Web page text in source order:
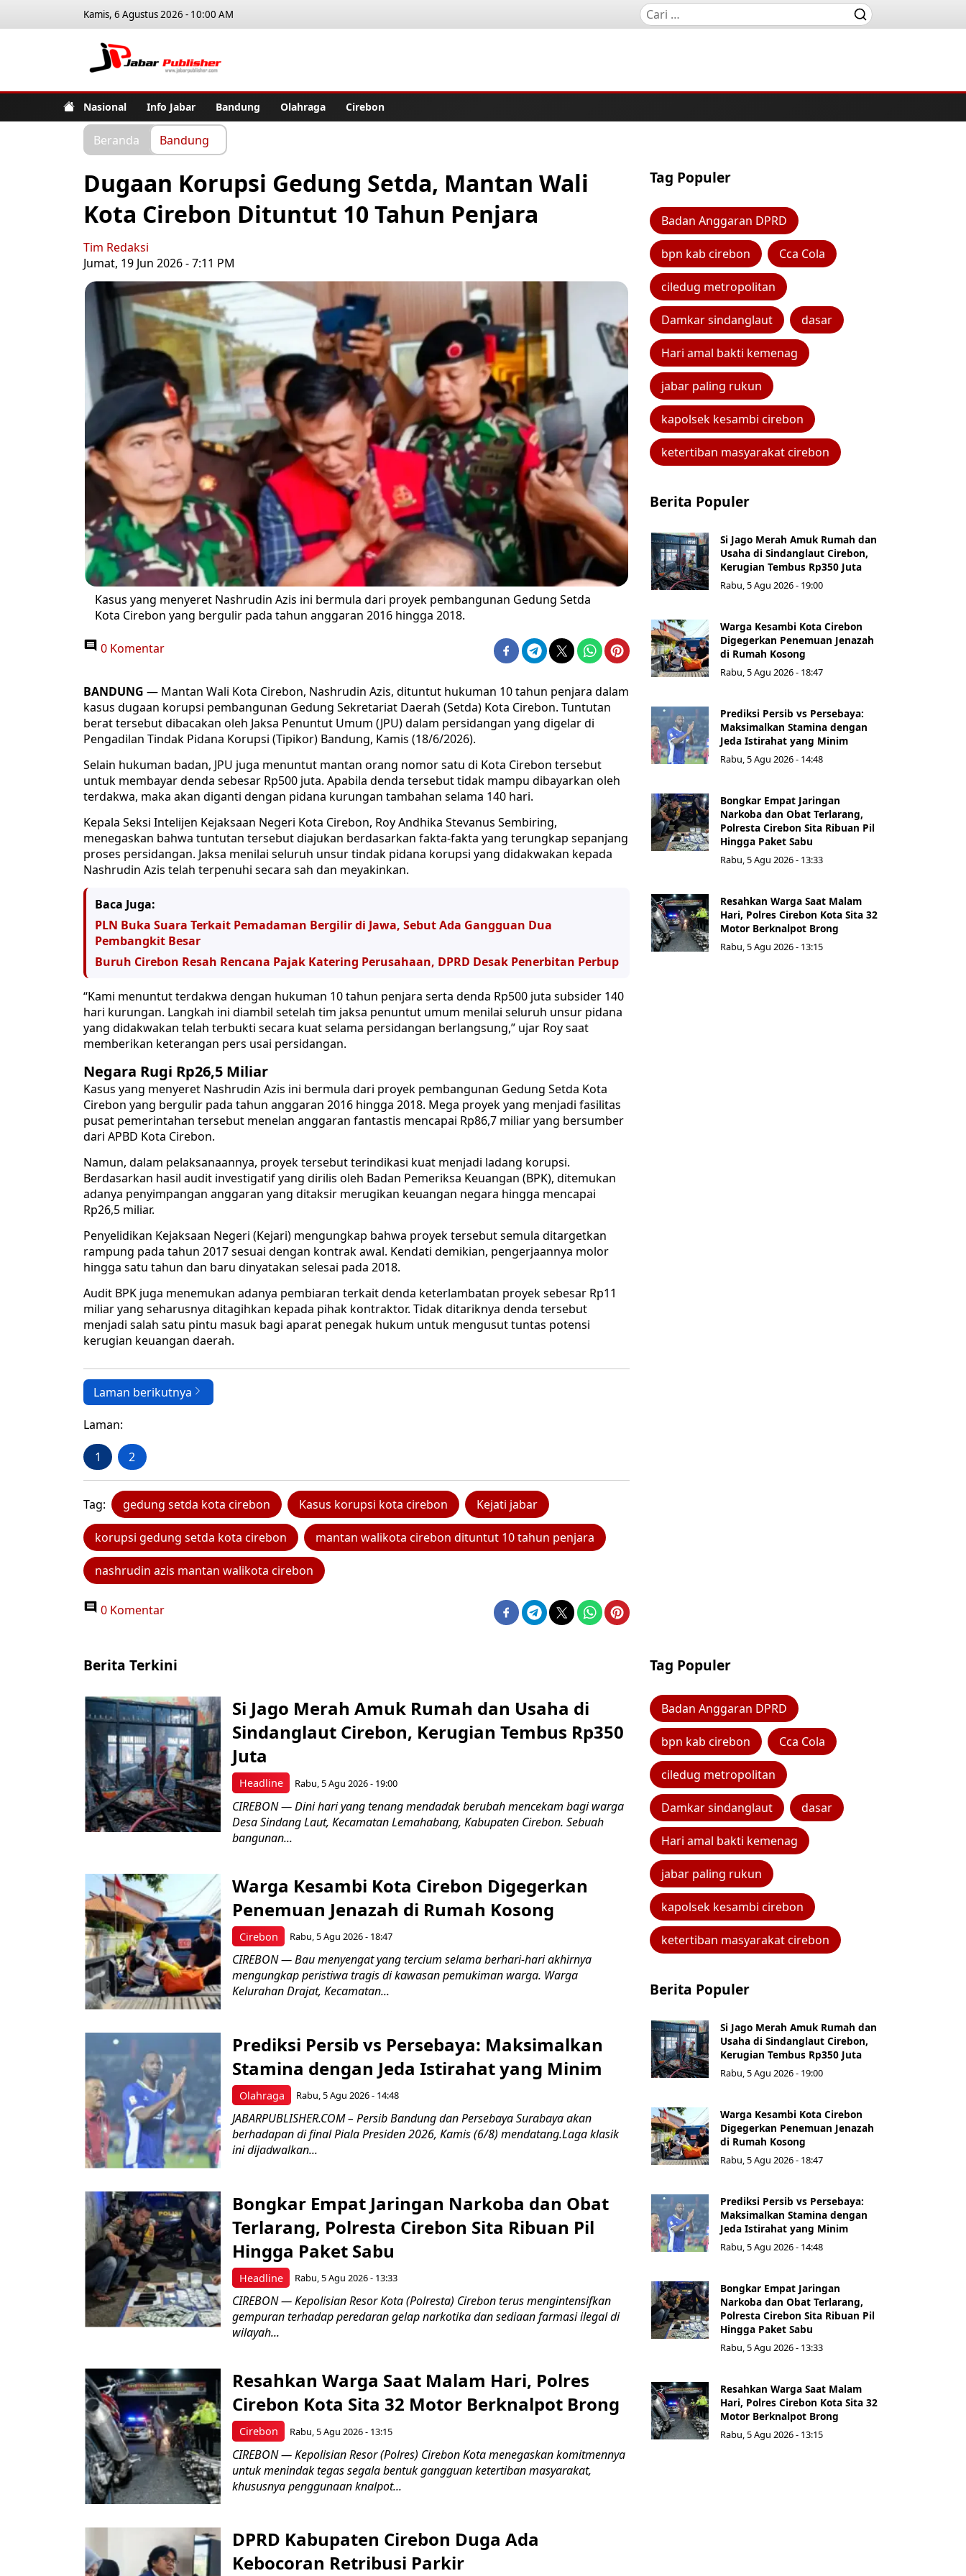
Kamis, 6 Agustus 2026 - 10:00 AM
Nasional Info Jabar Bandung Olahraga Cirebon
Beranda Bandung
Dugaan Korupsi Gedung Setda, Mantan Wali
Kota Cirebon Dituntut 10 Tahun Penjara
Tim Redaksi
Jumat, 19 Jun 2026 - 7:11 PM
Kasus yang menyeret Nashrudin Azis ini bermula dari proyek pembangunan Gedung Setda
Kota Cirebon yang bergulir pada tahun anggaran 2016 hingga 2018.
0 Komentar
BANDUNG — Mantan Wali Kota Cirebon, Nashrudin Azis, dituntut hukuman 10 tahun penjara dalam
kasus dugaan korupsi pembangunan Gedung Sekretariat Daerah (Setda) Kota Cirebon. Tuntutan
berat tersebut dibacakan oleh Jaksa Penuntut Umum (JPU) dalam persidangan yang digelar di
Pengadilan Tindak Pidana Korupsi (Tipikor) Bandung, Kamis (18/6/2026).
Selain hukuman badan, JPU juga menuntut mantan orang nomor satu di Kota Cirebon tersebut
untuk membayar denda sebesar Rp500 juta. Apabila denda tersebut tidak mampu dibayarkan oleh
terdakwa, maka akan diganti dengan pidana kurungan tambahan selama 140 hari.
Kepala Seksi Intelijen Kejaksaan Negeri Kota Cirebon, Roy Andhika Stevanus Sembiring,
menegaskan bahwa tuntutan tersebut diajukan berdasarkan fakta-fakta yang terungkap sepanjang
proses persidangan. Jaksa menilai seluruh unsur tindak pidana korupsi yang didakwakan kepada
Nashrudin Azis telah terpenuhi secara sah dan meyakinkan.
Baca Juga:
PLN Buka Suara Terkait Pemadaman Bergilir di Jawa, Sebut Ada Gangguan Dua
Pembangkit Besar
Buruh Cirebon Resah Rencana Pajak Katering Perusahaan, DPRD Desak Penerbitan Perbup
“Kami menuntut terdakwa dengan hukuman 10 tahun penjara serta denda Rp500 juta subsider 140
hari kurungan. Langkah ini diambil setelah tim jaksa penuntut umum menilai seluruh unsur pidana
yang didakwakan telah terbukti secara kuat selama persidangan berlangsung,” ujar Roy saat
memberikan keterangan pers usai persidangan.
Negara Rugi Rp26,5 Miliar
Kasus yang menyeret Nashrudin Azis ini bermula dari proyek pembangunan Gedung Setda Kota
Cirebon yang bergulir pada tahun anggaran 2016 hingga 2018. Mega proyek yang menjadi fasilitas
pusat pemerintahan tersebut menelan anggaran fantastis mencapai Rp86,7 miliar yang bersumber
dari APBD Kota Cirebon.
Namun, dalam pelaksanaannya, proyek tersebut terindikasi kuat menjadi ladang korupsi.
Berdasarkan hasil audit investigatif yang dirilis oleh Badan Pemeriksa Keuangan (BPK), ditemukan
adanya penyimpangan anggaran yang ditaksir merugikan keuangan negara hingga mencapai
Rp26,5 miliar.
Penyelidikan Kejaksaan Negeri (Kejari) mengungkap bahwa proyek tersebut semula ditargetkan
rampung pada tahun 2017 sesuai dengan kontrak awal. Kendati demikian, pengerjaannya molor
hingga satu tahun dan baru dinyatakan selesai pada 2018.
Audit BPK juga menemukan adanya pembiaran terkait denda keterlambatan proyek sebesar Rp11
miliar yang seharusnya ditagihkan kepada pihak kontraktor. Tidak ditariknya denda tersebut
menjadi salah satu pintu masuk bagi aparat penegak hukum untuk mengusut tuntas potensi
kerugian keuangan daerah.
Laman berikutnya
Laman:
1 2
Tag: gedung setda kota cirebon Kasus korupsi kota cirebon Kejati jabar
korupsi gedung setda kota cirebon mantan walikota cirebon dituntut 10 tahun penjara
nashrudin azis mantan walikota cirebon
0 Komentar
Tag Populer
Badan Anggaran DPRD
bpn kab cirebon Cca Cola
ciledug metropolitan
Damkar sindanglaut dasar
Hari amal bakti kemenag
jabar paling rukun
kapolsek kesambi cirebon
ketertiban masyarakat cirebon
Berita Populer
Si Jago Merah Amuk Rumah dan
Usaha di Sindanglaut Cirebon,
Kerugian Tembus Rp350 Juta
Rabu, 5 Agu 2026 - 19:00
Warga Kesambi Kota Cirebon
Digegerkan Penemuan Jenazah
di Rumah Kosong
Rabu, 5 Agu 2026 - 18:47
Prediksi Persib vs Persebaya:
Maksimalkan Stamina dengan
Jeda Istirahat yang Minim
Rabu, 5 Agu 2026 - 14:48
Bongkar Empat Jaringan
Narkoba dan Obat Terlarang,
Polresta Cirebon Sita Ribuan Pil
Hingga Paket Sabu
Rabu, 5 Agu 2026 - 13:33
Resahkan Warga Saat Malam
Hari, Polres Cirebon Kota Sita 32
Motor Berknalpot Brong
Rabu, 5 Agu 2026 - 13:15
Berita Terkini
Headline
Si Jago Merah Amuk Rumah dan Usaha di
Sindanglaut Cirebon, Kerugian Tembus Rp350
Juta
Rabu, 5 Agu 2026 - 19:00
CIREBON — Dini hari yang tenang mendadak berubah mencekam bagi warga
Desa Sindang Laut, Kecamatan Lemahabang, Kabupaten Cirebon. Sebuah
bangunan...
Cirebon
Warga Kesambi Kota Cirebon Digegerkan
Penemuan Jenazah di Rumah Kosong
Rabu, 5 Agu 2026 - 18:47
CIREBON — Bau menyengat yang tercium selama berhari-hari akhirnya
mengungkap peristiwa tragis di kawasan pemukiman warga. Warga
Kelurahan Drajat, Kecamatan...
Olahraga
Prediksi Persib vs Persebaya: Maksimalkan
Stamina dengan Jeda Istirahat yang Minim
Rabu, 5 Agu 2026 - 14:48
JABARPUBLISHER.COM – Persib Bandung dan Persebaya Surabaya akan
berhadapan di final Piala Presiden 2026, Kamis (6/8) mendatang.Laga klasik
ini dijadwalkan...
Headline
Bongkar Empat Jaringan Narkoba dan Obat
Terlarang, Polresta Cirebon Sita Ribuan Pil
Hingga Paket Sabu
Rabu, 5 Agu 2026 - 13:33
​CIREBON — Kepolisian Resor Kota (Polresta) Cirebon terus mengintensifkan
gempuran terhadap peredaran gelap narkotika dan sediaan farmasi ilegal di
wilayah...
Cirebon
Resahkan Warga Saat Malam Hari, Polres
Cirebon Kota Sita 32 Motor Berknalpot Brong
Rabu, 5 Agu 2026 - 13:15
CIREBON — Kepolisian Resor (Polres) Cirebon Kota menegaskan komitmennya
untuk menindak tegas segala bentuk gangguan ketertiban masyarakat,
khususnya penggunaan knalpot...
DPRD Kabupaten Cirebon Duga Ada
Kebocoran Retribusi Parkir
Tag Populer
Badan Anggaran DPRD
bpn kab cirebon Cca Cola
ciledug metropolitan
Damkar sindanglaut dasar
Hari amal bakti kemenag
jabar paling rukun
kapolsek kesambi cirebon
ketertiban masyarakat cirebon
Berita Populer
Si Jago Merah Amuk Rumah dan
Usaha di Sindanglaut Cirebon,
Kerugian Tembus Rp350 Juta
Rabu, 5 Agu 2026 - 19:00
Warga Kesambi Kota Cirebon
Digegerkan Penemuan Jenazah
di Rumah Kosong
Rabu, 5 Agu 2026 - 18:47
Prediksi Persib vs Persebaya:
Maksimalkan Stamina dengan
Jeda Istirahat yang Minim
Rabu, 5 Agu 2026 - 14:48
Bongkar Empat Jaringan
Narkoba dan Obat Terlarang,
Polresta Cirebon Sita Ribuan Pil
Hingga Paket Sabu
Rabu, 5 Agu 2026 - 13:33
Resahkan Warga Saat Malam
Hari, Polres Cirebon Kota Sita 32
Motor Berknalpot Brong
Rabu, 5 Agu 2026 - 13:15